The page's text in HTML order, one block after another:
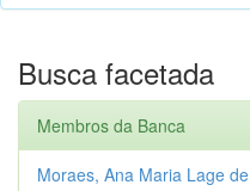
Busca facetada
Membros da Banca
Moraes, Ana Maria Lage de